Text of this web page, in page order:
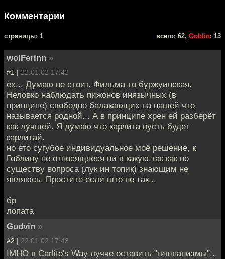
Комментарии
cтраницы: 1 всего: 62, Goblin: 13
wolFerinn »
#1 | 22.01.02 17:42
ёх... Думаю не стоит. Фильма то буржуинская.
Неловко наблюдать пижонов инязычных (в
принципе) свободно балакающих на нашей что
называется родной... А в принципе хрен ей разберёт
как лучшей. Я думаю что карлита пусть будет
карлитай.
но ето сугубое индивидуальное моё решение, к
Гоблину не относящяеся ни в какую.так как по
существу вопроса (лук ин топик) знающим не
являюсь. Простите если што не так...
бр
лопата
Gudvin »
#2 | 22.01.02 17:43
IMHO в Carlito's Way лучче оставить "гишпанизмы"...